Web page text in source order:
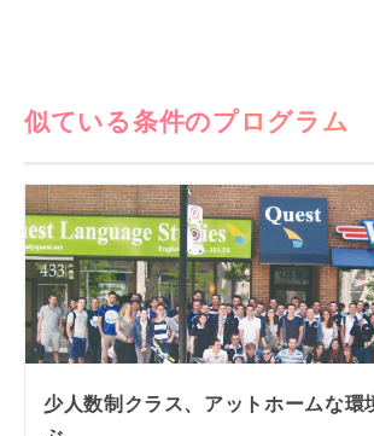
似ている条件のプログラム
少人数制クラス、アットホームな環